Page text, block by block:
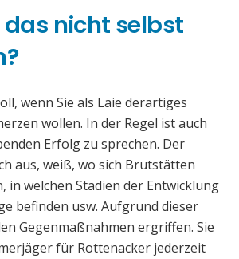
das nicht selbst
wenn Sie als Laie derartiges
wollen. In der Regel ist auch
Erfolg zu sprechen. Der
aus, weiß, wo sich Brutstätten
in welchen Stadien der Entwicklung
befinden usw. Aufgrund dieser
Gegenmaßnahmen ergriffen. Sie
für Rottenacker jederzeit